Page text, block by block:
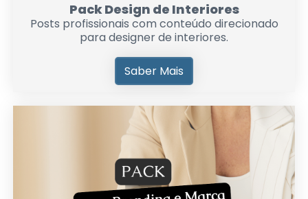
Pack Design de Interiores
Posts profissionais com conteúdo direcionado
para designer de interiores.
Saber Mais